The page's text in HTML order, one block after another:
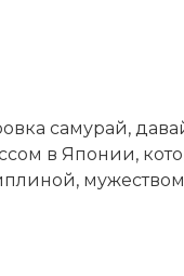
самурай,
в Японии,